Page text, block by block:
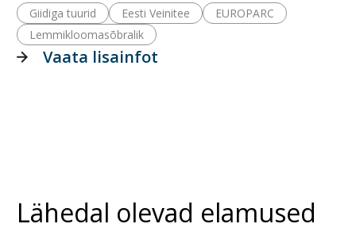
Giidiga tuurid Eesti Veinitee
EUROPARC
Lemmikloomasõbralik
Vaata lisainfot
Lähedal olevad elamused